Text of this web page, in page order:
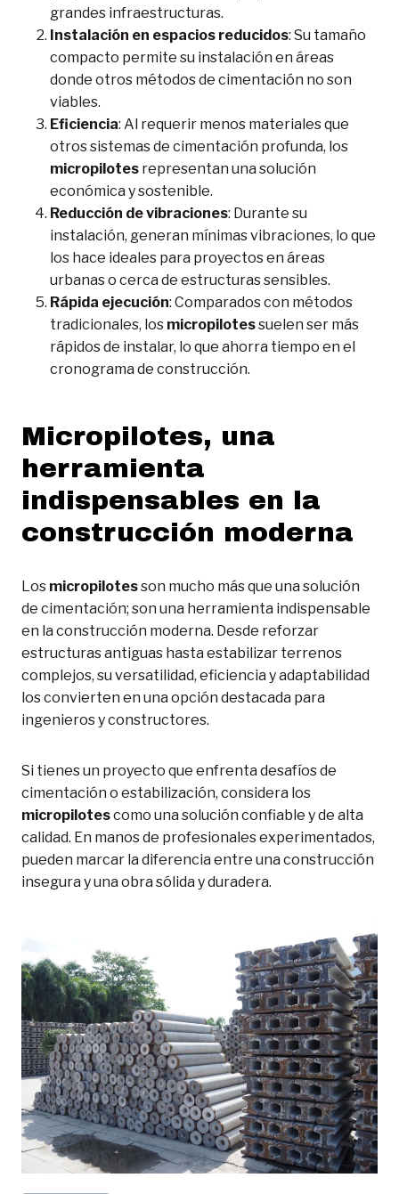
grandes infraestructuras.
Instalación en espacios reducidos: Su tamaño
compacto permite su instalación en áreas
donde otros métodos de cimentación no son
viables.
Eficiencia: Al requerir menos materiales que
otros sistemas de cimentación profunda, los
micropilotes representan una solución
económica y sostenible.
Reducción de vibraciones: Durante su
instalación, generan mínimas vibraciones, lo que
los hace ideales para proyectos en áreas
urbanas o cerca de estructuras sensibles.
Rápida ejecución: Comparados con métodos
tradicionales, los micropilotessuelen ser más
rápidos de instalar, lo que ahorra tiempo en el
cronograma de construcción.
Micropilotes, una
herramienta
indispensables en la
construcción moderna
Los micropilotesson mucho más que una solución
de cimentación; son una herramienta indispensable
en la construcción moderna. Desde reforzar
estructuras antiguas hasta estabilizar terrenos
complejos, su versatilidad, eficiencia y adaptabilidad
los convierten en una opción destacada para
ingenieros y constructores.
Si tienes un proyecto que enfrenta desafíos de
cimentación o estabilización, considera los
micropilotescomo una solución confiable y de alta
calidad. En manos de profesionales experimentados,
pueden marcar la diferencia entre una construcción
insegura y una obra sólida y duradera.